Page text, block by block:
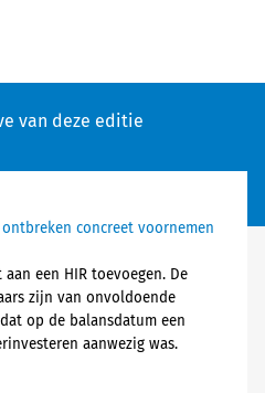
van deze editie
concreet voornemen
een HIR toevoegen. De
zijn van onvoldoende
op de balansdatum een
aanwezig was.